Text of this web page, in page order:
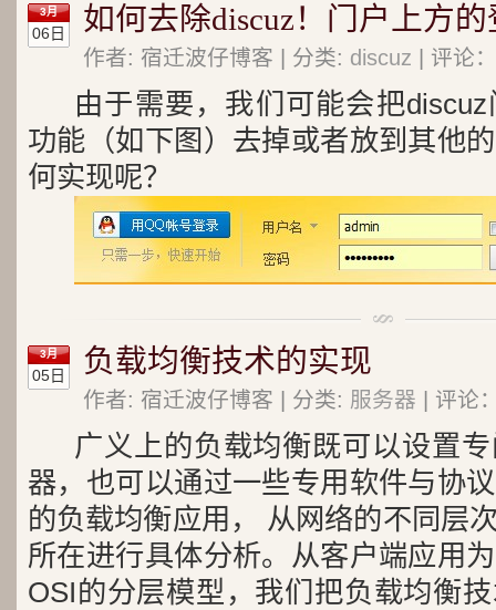
3月
06日 如何去除discuz！门户上方
作者: 宿迁波仔博客 | 分类: discuz | 评论
由于需要，我们可能会把
功能（如下图）去掉或者放到其他
何实现呢？
3月
05日 负载均衡技术的实现
作者: 宿迁波仔博客 | 分类: 服务器 | 评论
广义上的负载均衡既可以设置
器，也可以通过一些专用软件与协
的负载均衡应用， 从网络的不同层
所在进行具体分析。从客户端应用
OSI的分层模型，我们把负载均衡